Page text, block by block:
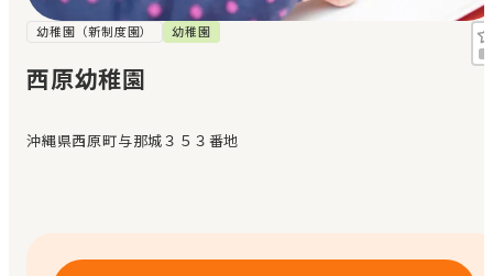
メッセージ
おすすめの園
エンクルの特徴と活用方法
幼稚園（新制度園） 幼稚園
西原幼稚園
沖縄県西原町与那城３５３番地